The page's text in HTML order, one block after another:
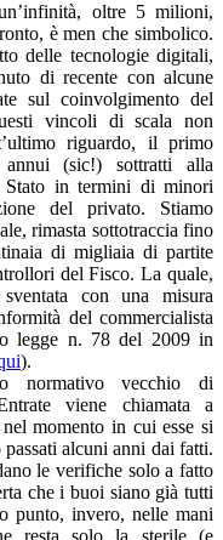
oltre 5 milioni,
è men che simbolico.
delle tecnologie digitali,
di recente con alcune
sul coinvolgimento del
vincoli di scala non
riguardo, il primo
(sic!) sottratti alla
Stato in termini di minori
del privato. Stiamo
rimasta sottotraccia fino
di migliaia di partite
del Fisco. La quale,
con una misura
del commercialista
legge n. 78 del 2009 in
).
normativo vecchio di
viene chiamata a
momento in cui esse si
alcuni anni dai fatti.
le verifiche solo a fatto
che i buoi siano già tutti
punto, invero, nelle mani